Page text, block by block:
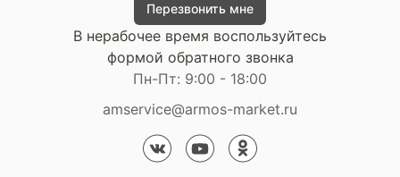
Перезвонить мне
В нерабочее время воспользуйтесь
формой обратного звонка
Пн-Пт: 9:00 - 18:00
amservice@armos-market.ru